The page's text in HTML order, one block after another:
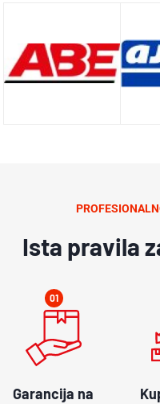
Ista pravila
01
Garancija na